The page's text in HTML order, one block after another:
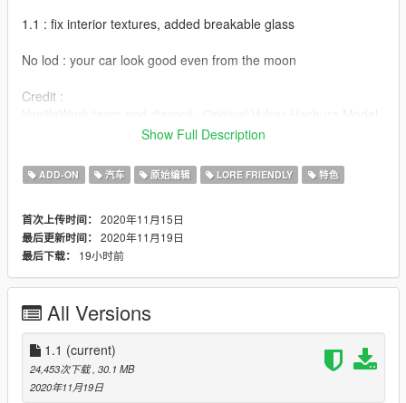
1.1 : fix interior textures, added breakable glass
No lod : your car look good even from the moon
Credit :
Khyzyl Saleem : BodyKit design "inspiration"
Sushi, Rayvenrock, LewdVader : Screenshot
enjoy, and remember to respect driving restriction in your
contry
Show Full Description
ADD-ON 汽车 原始编辑 LORE FRIENDLY 特色
首次上传时间： 2020年11月15日
最后更新时间： 2020年11月19日
最后下载：
19小时前
All Versions
1.1 (current)
24,453次下载 , 30.1 MB
2020年11月19日